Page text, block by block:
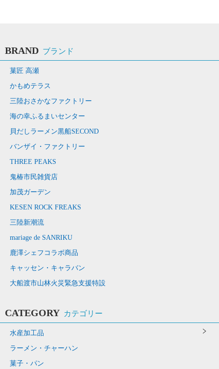
BRAND ブランド
菓匠 高瀬
かもめテラス
三陸おさかなファクトリー
海の幸ふるまいセンター
貝だしラーメン黒船SECOND
バンザイ・ファクトリー
THREE PEAKS
鬼椿市民雑貨店
加茂ガーデン
KESEN ROCK FREAKS
三陸新潮流
mariage de SANRIKU
鹿澤シェフコラボ商品
キャッセン・キャラバン
大船渡市山林火災緊急支援特設
CATEGORY カテゴリー
水産加工品
ラーメン・チャーハン
菓子・パン